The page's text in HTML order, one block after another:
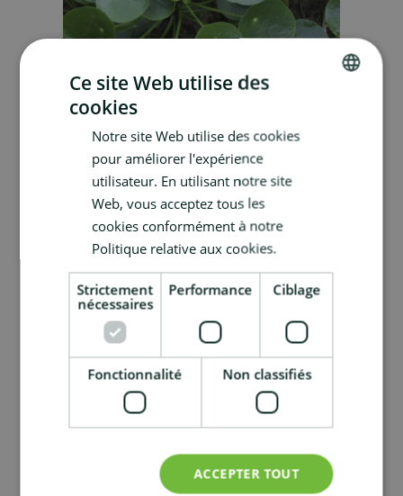
Retour aux années septante
L’art du vintage se cultive aussi dans les
plantes ! Le Pilea est une plante revenant
tout droit des années septante et qui
aujourd’hui fait son grand retour dans les
intérieurs branchés.
Il tient son look original de ses feuilles en
forme de pièce de monnaie et est également
connue sous le nom plus commun de plante à
monnaie chinoise.
Le Pilea a tout pour plaire, facile à entretenir,
il a également le pouvoir d’éliminer les odeurs
et de purifier l’air (lire aussi : Purifier l’air des
Ce site Web utilise des
cookies
Notre site Web utilise des cookies
pour améliorer l'expérience
utilisateur. En utilisant notre site
Web, vous acceptez tous les
cookies conformément à notre
Politique relative aux cookies.
Strictement
nécessaires
Performance Ciblage
Fonctionnalité Non classifiés
ACCEPTER TOUT